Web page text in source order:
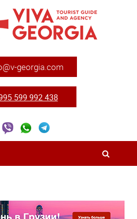
georgia.com
599 992 438